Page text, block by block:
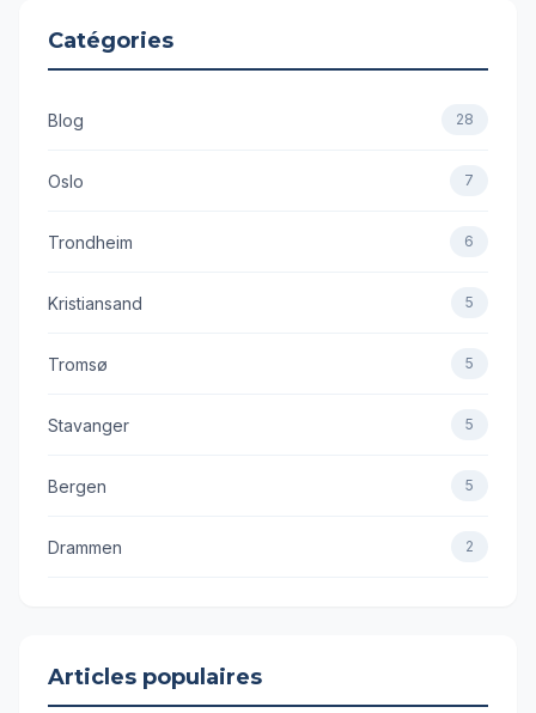
Catégories
Blog 28
Oslo 7
Trondheim 6
Kristiansand 5
Tromsø 5
Stavanger 5
Bergen 5
Drammen 2
Articles populaires